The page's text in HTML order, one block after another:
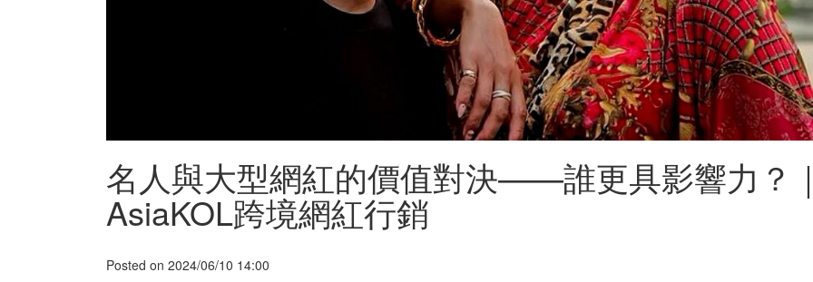
名人與大型網紅的價值對決——誰更具影響力？
AsiaKOL跨境網紅行銷
Posted on 2024/06/10 14:00